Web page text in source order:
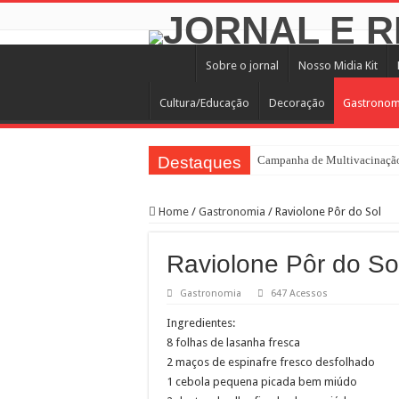
Sobre o jornal Nosso Midia Kit
Cultura/Educação Decoração
Destaques Campanha de
Pedal de Ativação da Trilha
2ª Reunião Ordinária do
12 plataformas de apoio à
9ª Semana Municipal da
Home / Gastronomia / Raviolone Pôr do Sol
Raviolone Pôr do
Gastronomia 647 Acessos
Ingredientes:
8 folhas de lasanha fresca
2 maços de espinafre fresco desfolhado
1 cebola pequena picada bem miúdo